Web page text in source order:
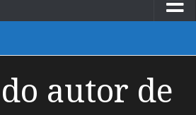
autor de